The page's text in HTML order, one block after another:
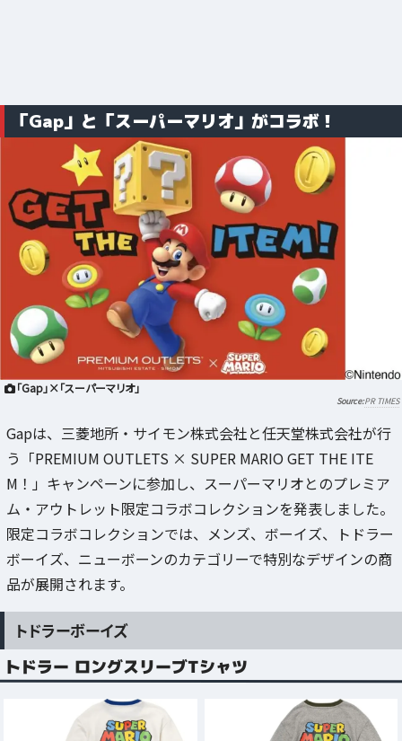
「Gap」と「スーパーマリオ」がコラボ！
「Gap」×「スーパーマリオ」
PR TIMES
Gapは、三菱地所・サイモン株式会社と任天堂株式会社が行
う「PREMIUM OUTLETS × SUPER MARIO GET THE ITE
M！」キャンペーンに参加し、スーパーマリオとのプレミア
ム・アウトレット限定コラボコレクションを発表しました。
限定コラボコレクションでは、メンズ、ボーイズ、トドラー
ボーイズ、ニューボーンのカテゴリーで特別なデザインの商
品が展開されます。
トドラーボーイズ
トドラー ロングスリーブTシャツ